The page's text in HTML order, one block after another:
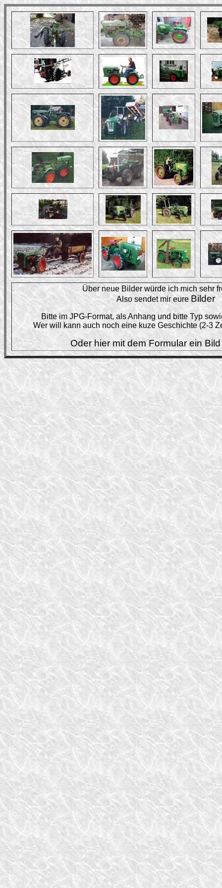
Über neue Bilder würde ich mich sehr
Also sendet mir eureBilder
Bitte im JPG-Format, als Anhang und bitte Typ
Wer will kann auch noch eine kuze Geschichte (2-3
Oder hier mit dem Formular ein